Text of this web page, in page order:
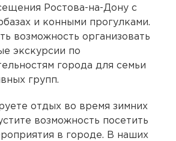
Ростова-на-Дону с
и конными прогулками.
возможность организовать
экскурсии по
города для семьи
групп.
отдых во время зимних
возможность посетить
в городе. В наших